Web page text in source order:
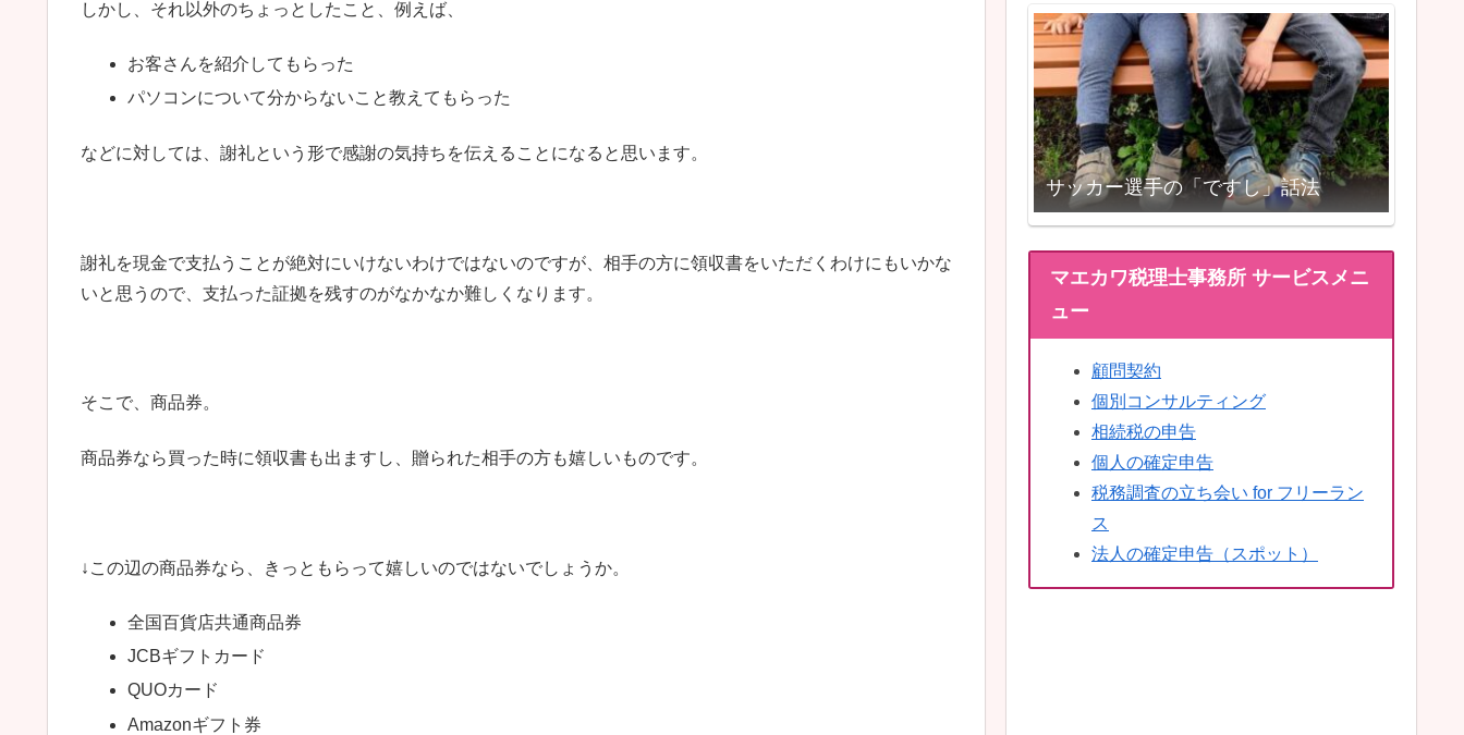
しかし、それ以外のちょっとしたこと、例えば、
お客さんを紹介してもらった
パソコンについて分からないこと教えてもらった
などに対しては、謝礼という形で感謝の気持ちを伝えることになると思います。
謝礼を現金で支払うことが絶対にいけないわけではないのですが、相手の方に領収書をいただくわけにもいかな
いと思うので、支払った証拠を残すのがなかなか難しくなります。
そこで、商品券。
商品券なら買った時に領収書も出ますし、贈られた相手の方も嬉しいものです。
↓この辺の商品券なら、きっともらって嬉しいのではないでしょうか。
全国百貨店共通商品券
JCBギフトカード
QUOカード
Amazonギフト券
サッカー選手の「ですし」話法
マエカワ税理士事務所 サービスメニ
ュー
顧問契約
個別コンサルティング
相続税の申告
個人の確定申告
税務調査の立ち会い for フリーラン
ス
法人の確定申告（スポット）